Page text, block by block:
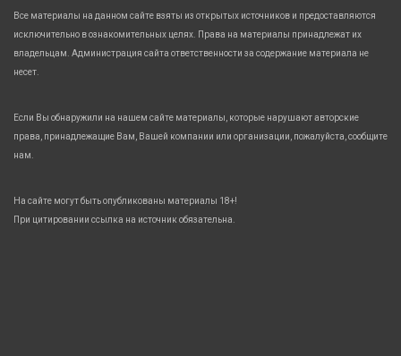
Все материалы на данном сайте взяты из открытых источников и предоставляются
исключительно в ознакомительных целях. Права на материалы принадлежат их
владельцам. Администрация сайта ответственности за содержание материала не
несет.
Если Вы обнаружили на нашем сайте материалы, которые нарушают авторские
права, принадлежащие Вам, Вашей компании или организации, пожалуйста, сообщите
нам.
На сайте могут быть опубликованы материалы 18+!
При цитировании ссылка на источник обязательна.